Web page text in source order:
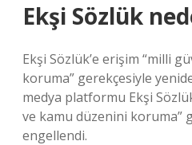
Ekşi Sözlük
Ekşi Sözlük’e erişim “milli
koruma” gerekçesiyle
medya platformu Ekşi
ve kamu düzenini koruma”
engellendi.